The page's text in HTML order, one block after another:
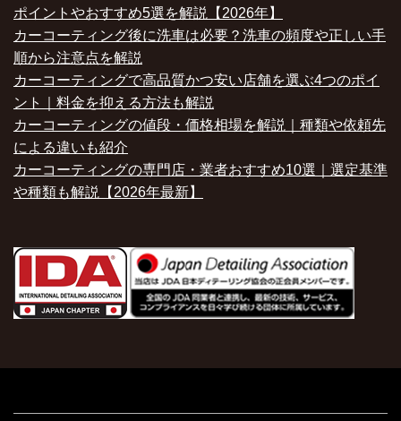
ポイントやおすすめ5選を解説【2026年】
カーコーティング後に洗車は必要？洗車の頻度や正しい手
順から注意点を解説
カーコーティングで高品質かつ安い店舗を選ぶ4つのポイ
ント｜料金を抑える方法も解説
カーコーティングの値段・価格相場を解説｜種類や依頼先
による違いも紹介
カーコーティングの専門店・業者おすすめ10選｜選定基準
や種類も解説【2026年最新】